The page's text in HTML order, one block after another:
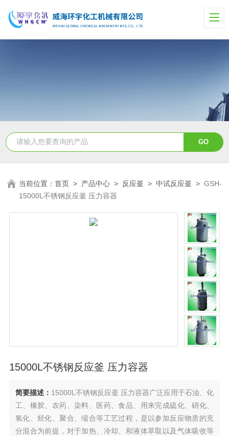
当前位置：首页 > 产品中心 > 反应釜 >中试反应釜 >GSH-
15000L不锈钢反应釜 压力容器
15000L不锈钢反应釜 压力容器
简要描述： 15000L不锈钢反应釜 压力容器广泛应用于石油、化
工、橡胶、农药、染料、医药、食品、用来完成硫化、硝化、
氢化、烃化、聚合、缩合等工艺过程，是以参加反应物质的充
分混合为前提，对于加热、冷却、和液体萃取以及气体吸收等